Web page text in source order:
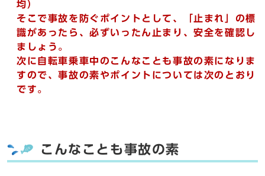
均）
そこで事故を防ぐポイントとして、「止まれ」の標
識があったら、必ずいったん止まり、安全を確認し
ましょう。
次に自転車乗車中のこんなことも事故の素になりま
すので、事故の素やポイントについては次のとおり
です。
こんなことも事故の素